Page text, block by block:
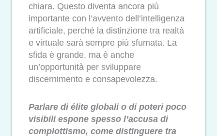
chiara. Questo diventa ancora più
importante con l’avvento dell’intelligenza
artificiale, perché la distinzione tra realtà
e virtuale sarà sempre più sfumata. La
sfida è grande, ma è anche
un’opportunità per sviluppare
discernimento e consapevolezza.
Parlare di élite globali o di poteri poco
visibili espone spesso l’accusa di
complottismo, come distinguere tra